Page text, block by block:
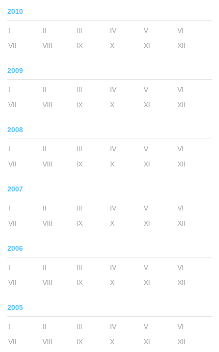
2010
I II III IV V
VI
VII
VIII IX X XI XII
2009
I II III IV V
VI
VII
VIII IX X XI XII
2008
I II III IV V
VI
VII
VIII IX X XI XII
2007
I II III IV V
VI
VII
VIII IX X XI XII
2006
I II III IV V
VI
VII
VIII IX X XI XII
2005
I II III IV V
VI
VII
VIII IX X XI XII